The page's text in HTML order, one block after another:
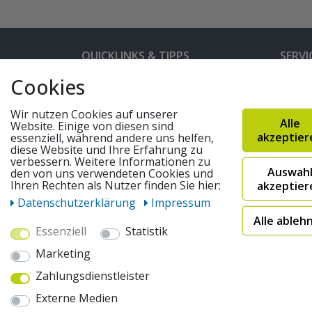
QUICKLINKS & TIPPS
Partnerprogramm
Marken
FAQ
© 2026 pentagonsports.de
Daten­schutz­erklärung
* Alle Preise inkl. gesetzlicher Mehrwertsteuer zuzüglich
Cookies
Wir nutzen Cookies auf unserer
Website. Einige von diesen sind
essenziell, während andere uns helfen,
diese Website und Ihre Erfahrung zu
verbessern. Weitere Informationen zu
den von uns verwendeten Cookies und
Ihren Rechten als Nutzer finden Sie hier:
Daten­schutz­erklärung
Impressum
Essenziell
Statistik
Marketing
Zahlungsdienstleister
Externe Medien
Alle
Auswahl
Alle